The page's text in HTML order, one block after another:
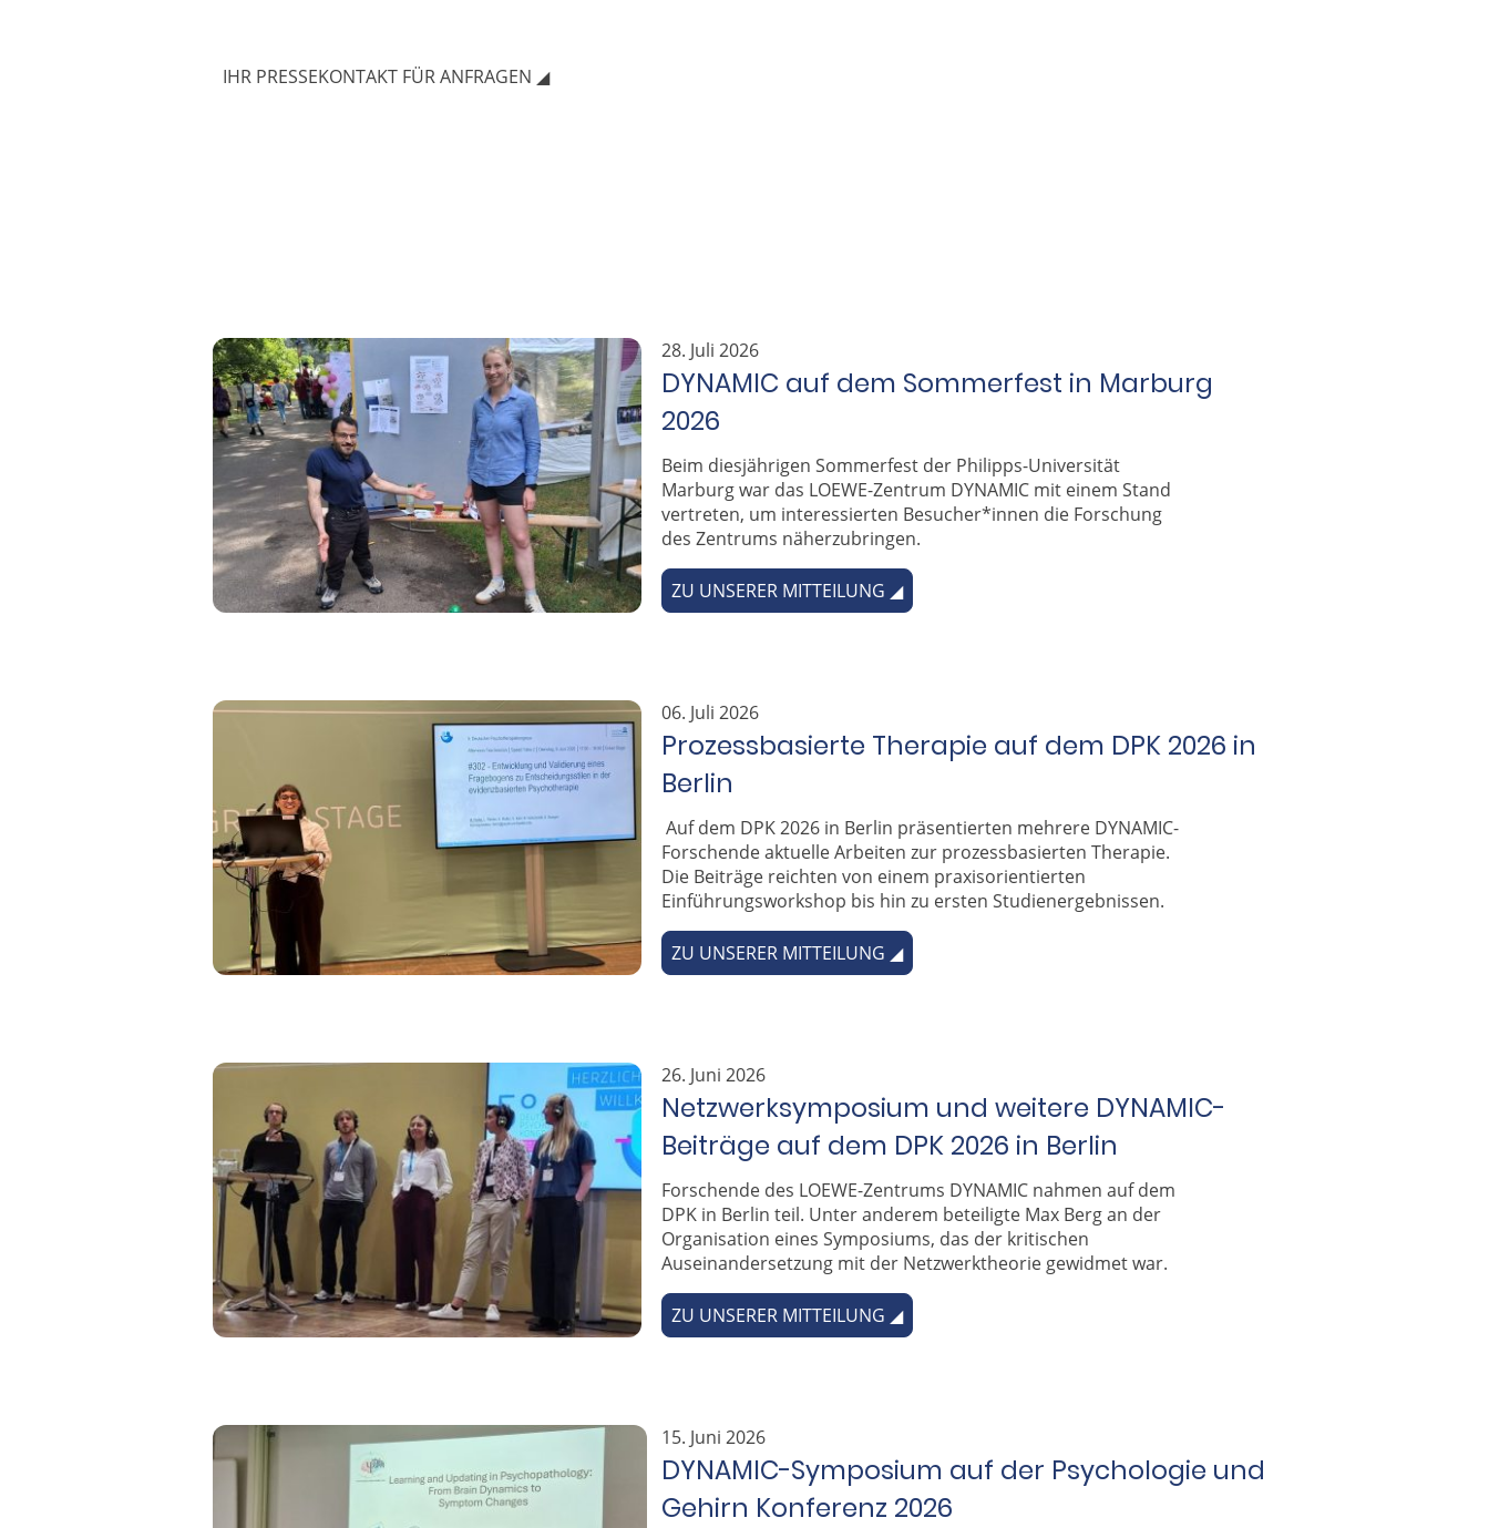
IHR PRESSEKONTAKT FÜR ANFRAGEN ◢
DYNAMIC auf dem Sommerfest in Marburg
2026
28. Juli 2026
Beim diesjährigen Sommerfest der Philipps-Universität
Marburg war das LOEWE-Zentrum DYNAMIC mit einem Stand
vertreten, um interessierten Besucher*innen die Forschung
des Zentrums näherzubringen.
ZU UNSERER MITTEILUNG ◢
Prozessbasierte Therapie auf dem DPK 2026 in
Berlin
06. Juli 2026
Auf dem DPK 2026 in Berlin präsentierten mehrere DYNAMIC-
Forschende aktuelle Arbeiten zur prozessbasierten Therapie.
Die Beiträge reichten von einem praxisorientierten
Einführungsworkshop bis hin zu ersten Studienergebnissen.
ZU UNSERER MITTEILUNG ◢
Netzwerksymposium und weitere DYNAMIC-
Beiträge auf dem DPK 2026 in Berlin
26. Juni 2026
Forschende des LOEWE-Zentrums DYNAMIC nahmen auf dem
DPK in Berlin teil. Unter anderem beteiligte Max Berg an der
Organisation eines Symposiums, das der kritischen
Auseinandersetzung mit der Netzwerktheorie gewidmet war.
ZU UNSERER MITTEILUNG ◢
DYNAMIC-Symposium auf der Psychologie und
Gehirn Konferenz 2026
15. Juni 2026